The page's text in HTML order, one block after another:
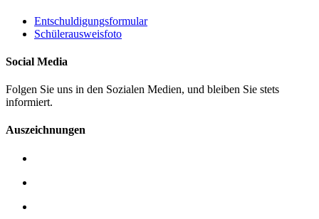
Entschuldigungsformular
Schülerausweisfoto
Social Media
Folgen Sie uns in den Sozialen Medien, und bleiben Sie stets
informiert.
Auszeichnungen